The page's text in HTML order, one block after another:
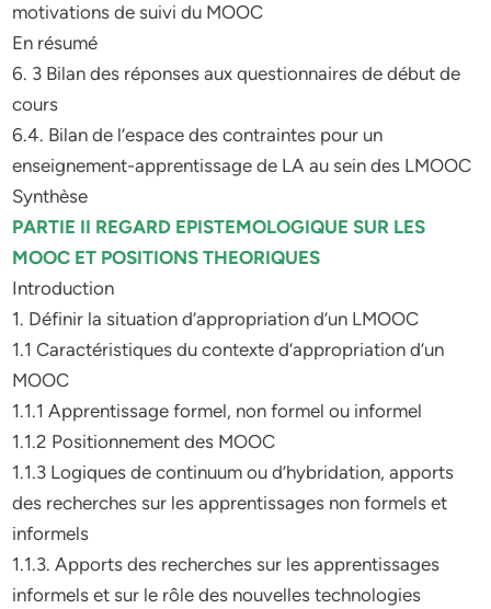
motivations de suivi du MOOC
En résumé
6. 3 Bilan des réponses aux questionnaires de début de
cours
6.4. Bilan de l’espace des contraintes pour un
enseignement-apprentissage de LA au sein des LMOOC
Synthèse
PARTIE II REGARD EPISTEMOLOGIQUE SUR LES
MOOC ET POSITIONS THEORIQUES
Introduction
1. Définir la situation d’appropriation d’un LMOOC
1.1 Caractéristiques du contexte d’appropriation d’un
MOOC
1.1.1 Apprentissage formel, non formel ou informel
1.1.2 Positionnement des MOOC
1.1.3 Logiques de continuum ou d’hybridation, apports
des recherches sur les apprentissages non formels et
informels
1.1.3. Apports des recherches sur les apprentissages
informels et sur le rôle des nouvelles technologies